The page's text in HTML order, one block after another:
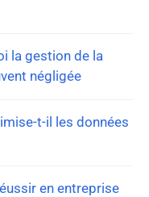
la gestion de la
négligée
t-il les données
en entreprise